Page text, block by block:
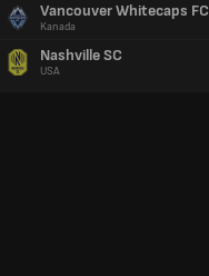
Vancouver Whitecaps FC
Kanada
Nashville SC
USA